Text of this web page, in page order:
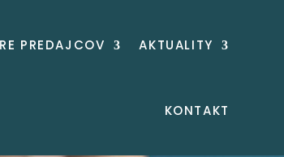
PREDAJCOV AKTUALITY
KONTAKT